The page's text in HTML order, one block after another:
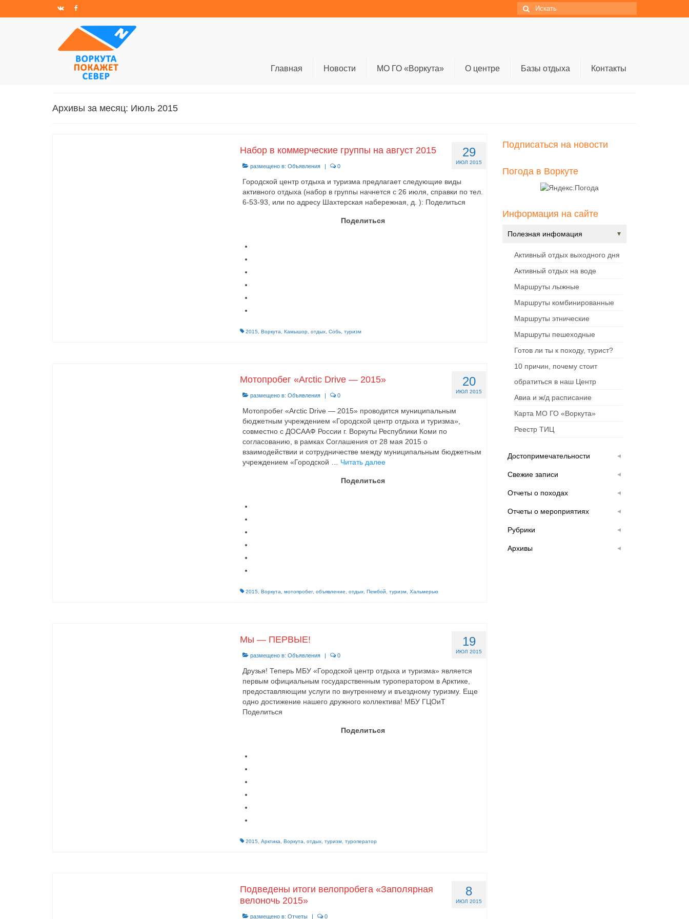
Искать:
Главная Новости МО ГО «Воркута» О центре Базы отдыха Контакты
Архивы за месяц: Июль 2015
29
ИЮЛ 2015
Набор в коммерческие группы на август 2015
размещено в: Объявления | 0
Городской центр отдыха и туризма предлагает следующие виды
активного отдыха (набор в группы начнется с 26 июля, справки по тел.
6-53-93, или по адресу Шахтерская набережная, д. ): Поделиться
Поделиться
2015 Воркута Камышор, отдых, Собь, туризм
20
ИЮЛ 2015
Мотопробег «Arctic Drive — 2015»
размещено в: Объявления | 0
Мотопробег «Arctic Drive — 2015» проводится муниципальным
бюджетным учреждением «Городской центр отдыха и туризма»,
совместно с ДОСААФ России г. Воркуты Республики Коми по
согласованию, в рамках Соглашения от 28 мая 2015 о
взаимодействии и сотрудничестве между муниципальным бюджетным
учреждением «Городской … Читать далее
Поделиться
2015 Воркута мотопробег, объявление отдых, Пембой туризм, Хальмерью
19
ИЮЛ 2015
Мы — ПЕРВЫЕ!
размещено в: Объявления | 0
Друзья! Теперь МБУ «Городской центр отдыха и туризма» является
первым официальным государственным туроператором в Арктике,
предоставляющим услуги по внутреннему и въездному туризму. Еще
одно достижение нашего дружного коллектива! МБУ ГЦОиТ
Поделиться
Поделиться
2015 Арктика Воркута отдых, туризм, туроператор
8
ИЮЛ 2015
Подведены итоги велопробега «Заполярная
велоночь 2015»
размещено в: Отчеты | 0
Подписаться на новости
Погода в Воркуте
Информация на сайте
Полезная инфомация
Активный отдых выходного дня
Активный отдых на воде
Маршруты лыжные
Маршруты комбинированные
Маршруты этнические
Маршруты пешеходные
Готов ли ты к походу, турист?
10 причин, почему стоит
обратиться в наш Центр
Авиа и ж/д расписание
Карта МО ГО «Воркута»
Реестр ТИЦ
Достопримечательности
Свежие записи
Отчеты о походах
Отчеты о мероприятиях
Рубрики
Архивы